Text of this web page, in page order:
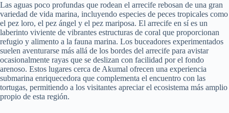
Las aguas poco profundas que rodean el arrecife rebosan de una gran
variedad de vida marina, incluyendo especies de peces tropicales como
el pez loro, el pez ángel y el pez mariposa. El arrecife en sí es un
laberinto viviente de vibrantes estructuras de coral que proporcionan
refugio y alimento a la fauna marina. Los buceadores experimentados
suelen aventurarse más allá de los bordes del arrecife para avistar
ocasionalmente rayas que se deslizan con facilidad por el fondo
arenoso. Estos lugares cerca de Akumal ofrecen una experiencia
submarina enriquecedora que complementa el encuentro con las
tortugas, permitiendo a los visitantes apreciar el ecosistema más amplio
propio de esta región.